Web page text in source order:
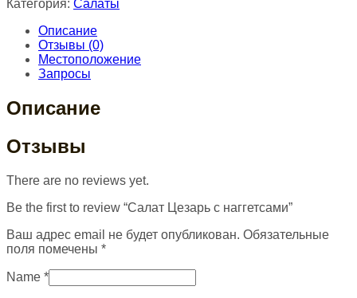
Категория: Салаты
Описание
Отзывы (0)
Местоположение
Запросы
Описание
Отзывы
There are no reviews yet.
Be the first to review “Салат Цезарь с наггетсами”
Ваш адрес email не будет опубликован. Обязательные
поля помечены *
Name *